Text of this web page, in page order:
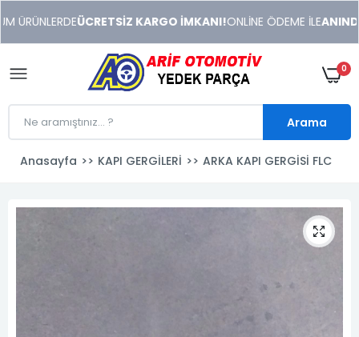
xonusu
veren
sitolar
ÜCRETSİZ KARGO İMKANI!ONLİNE ÖDEME İLE ANINDA
0
Arama
Anasayfa KAPI GERGİLERİ ARKA KAPI GERGİSİ FLC